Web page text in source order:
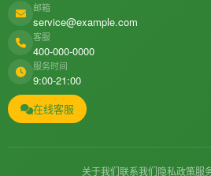
邮箱
service@example.com
客服
400-000-0000
服务时间
9:00-21:00
在线客服
关于我们联系我们隐私政策服